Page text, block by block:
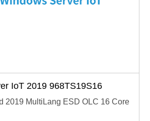
IoT 2019 968TS19S16
2019 MultiLang ESD OLC 16 Core